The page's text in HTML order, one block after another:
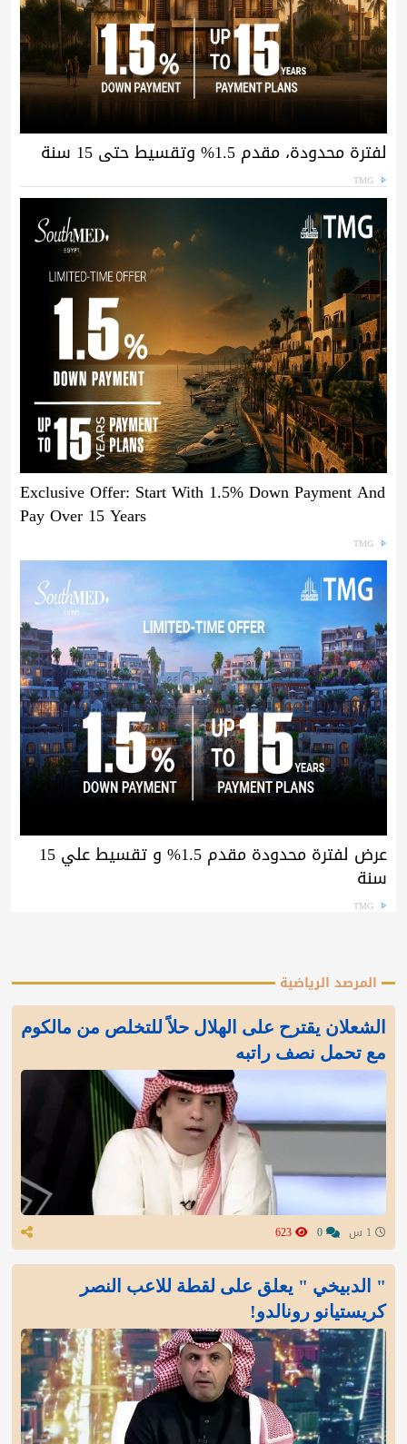
لفترة محدودة، مقدم 1.5% وتقسيط حتى 15 سنة
TMG
Exclusive Offer: Start With 1.5% Down Payment And
Pay Over 15 Years
TMG
عرض لفترة محدودة مقدم 1.5% و تقسيط علي 15
سنة
TMG
المرصد الرياضية
الشعلان يقترح على الهلال حلاً للتخلص من مالكوم
مع تحمل نصف راتبه
" الدبيخي " يعلق على لقطة للاعب النصر
كريستيانو رونالدو!